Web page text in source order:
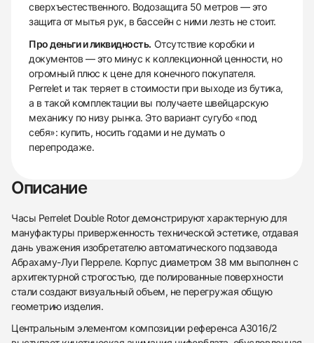
сверхъестественного. Водозащита 50 метров — это
защита от мытья рук, в бассейн с ними лезть не стоит.
Про деньги и ликвидность. Отсутствие коробки и
документов — это минус к коллекционной ценности, но
огромный плюс к цене для конечного покупателя.
Perrelet и так теряет в стоимости при выходе из бутика,
а в такой комплектации вы получаете швейцарскую
механику по низу рынка. Это вариант сугубо «под
себя»: купить, носить годами и не думать о
перепродаже.
Описание
Часы Perrelet Double Rotor демонстрируют характерную для
мануфактуры приверженность технической эстетике, отдавая
дань уважения изобретателю автоматического подзавода
Абрахаму-Луи Перреле. Корпус диаметром 38 мм выполнен с
архитектурной строгостью, где полированные поверхности
стали создают визуальный объем, не перегружая общую
геометрию изделия.
Центральным элементом композиции референса A3016/2